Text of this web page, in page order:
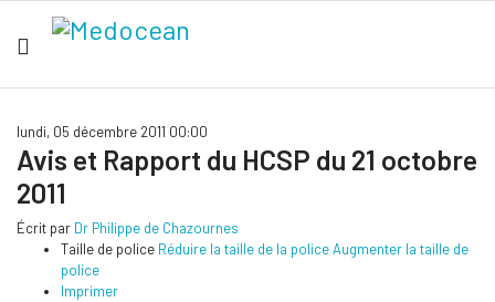
lundi, 05 décembre 2011 00:00
Avis et Rapport du HCSP du 21 octobre
2011
Écrit par Dr Philippe de Chazournes
Taille de police Réduire la taille de la policeAugmenter la taille de
police
Imprimer